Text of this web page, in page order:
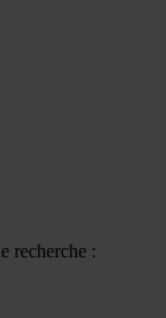
recherche :